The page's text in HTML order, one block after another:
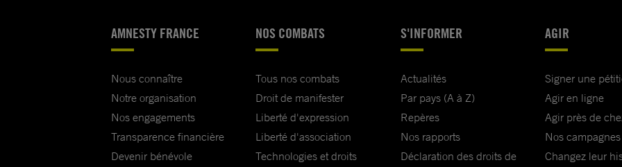
AMNESTY FRANCE
Nous connaître
Notre organisation
Nos engagements
Transparence financière
Devenir bénévole
NOS COMBATS
Tous nos combats
Droit de manifester
Liberté d'expression
Liberté d'association
Technologies et droits
S'INFORMER
Actualités
Par pays (A à Z)
Repères
Nos rapports
Déclaration des droits de
AGIR
Signer une
Agir en ligne
Agir près de
Nos campagnes
Changez leur